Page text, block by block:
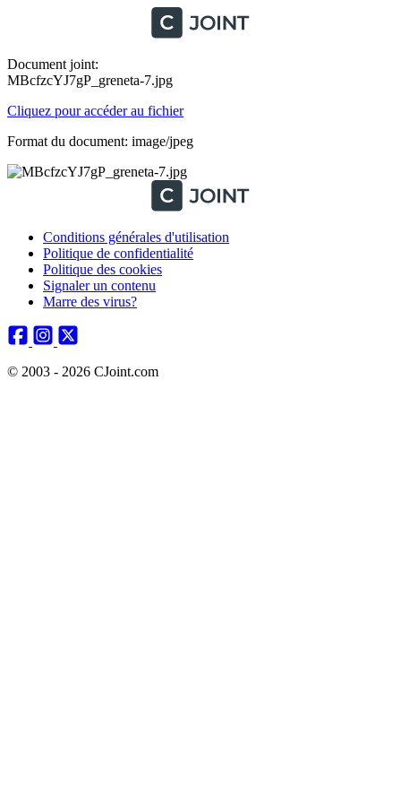
Document joint:
MBcfzcYJ7gP_greneta-7.jpg
Cliquez pour accéder au fichier
Format du document: image/jpeg
Conditions générales d'utilisation
Politique de confidentialité
Politique des cookies
Signaler un contenu
Marre des virus?
© 2003 - 2026 CJoint.com